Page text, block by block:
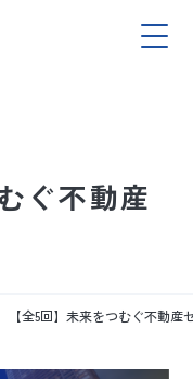
ぐ不動産
【全5回】未来をつむぐ不動産